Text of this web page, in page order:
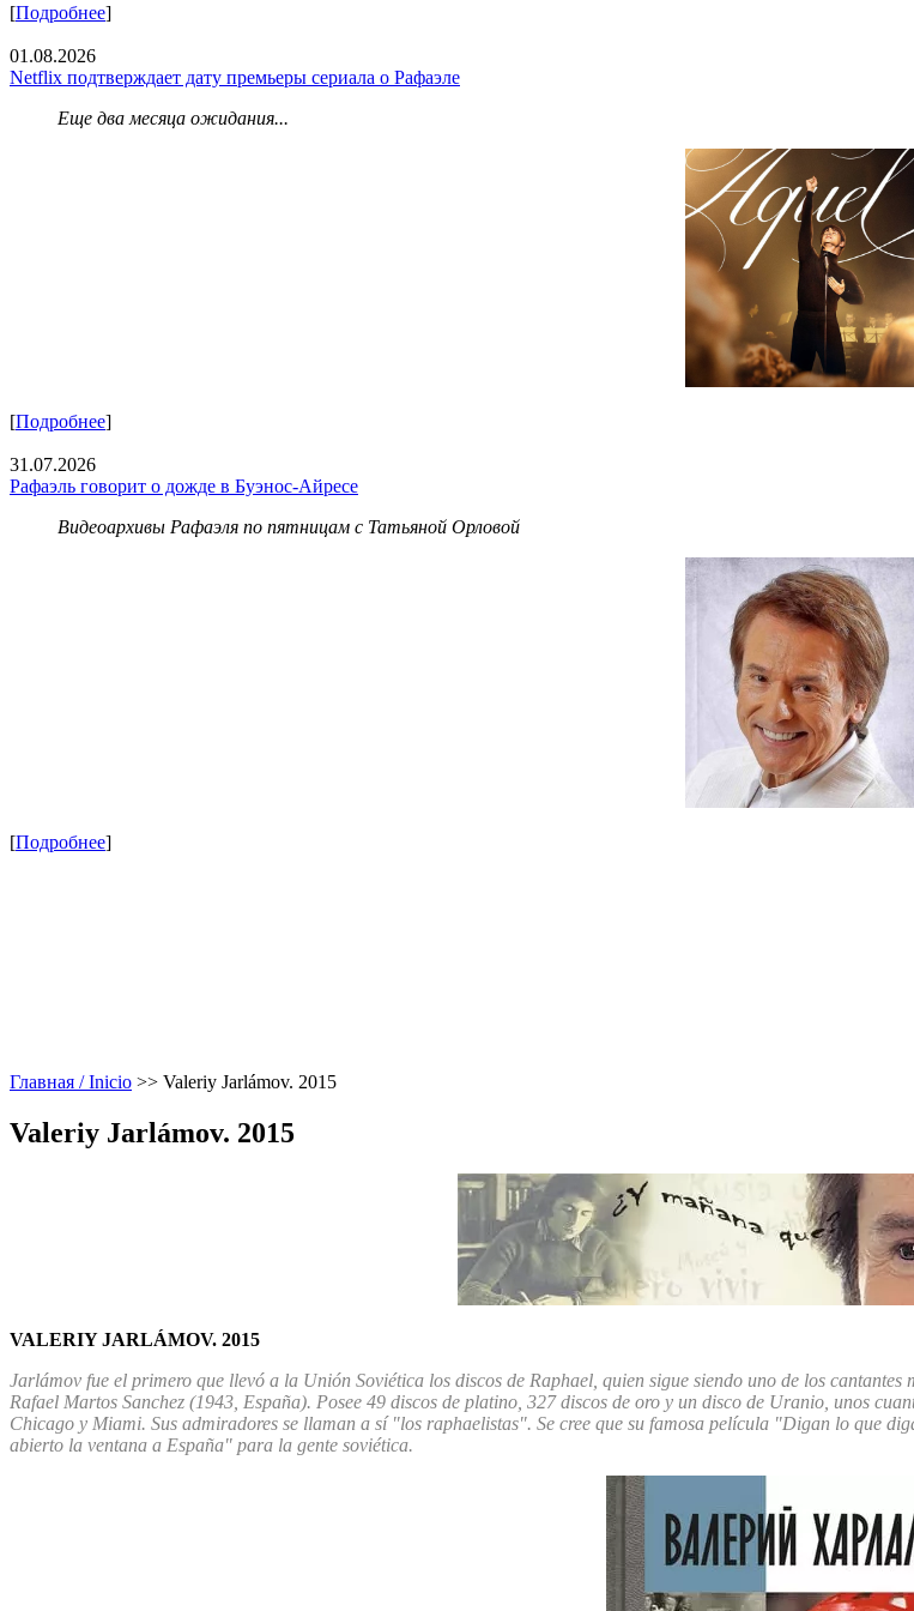
[Подробнее]
01.08.2026
Netflix подтверждает дату премьеры сериала о Рафаэле
Еще два месяца ожидания...
[Подробнее]
31.07.2026
Рафаэль говорит о дожде в Буэнос-Айресе
Видеоархивы Рафаэля по пятницам с Татьяной Орловой
[Подробнее]
Главная / Inicio >> Valeriy Jarlámov. 2015
Valeriy Jarlámov. 2015
VALERIY JARLÁMOV. 2015
Jarlámov fue el primero que llevó a la Unión Soviética los discos de Raphael, quien sigue siendo uno de los
Rafael Martos Sanchez (1943, España). Posee 49 discos de platino, 327 discos de oro y un disco de Uranio, unos
Chicago y Miami. Sus admiradores se llaman a sí "los raphaelistas". Se cree que su famosa película "Digan lo que
abierto la ventana a España" para la gente soviética.